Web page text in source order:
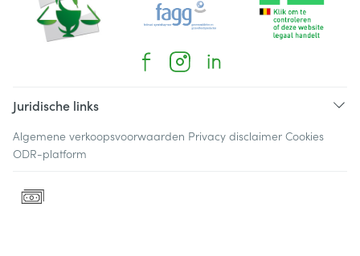
Juridische links
Algemene verkoopsvoorwaarden Privacy disclaimer Cookies
ODR-platform